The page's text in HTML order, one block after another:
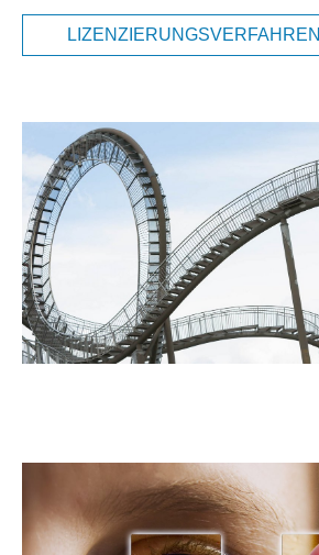
LIZENZIERUNGSVERFAHREN